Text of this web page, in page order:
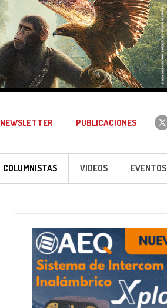
NEWSLETTER PUBLICACIONES
COLUMNISTAS VIDEOS EVENTOS